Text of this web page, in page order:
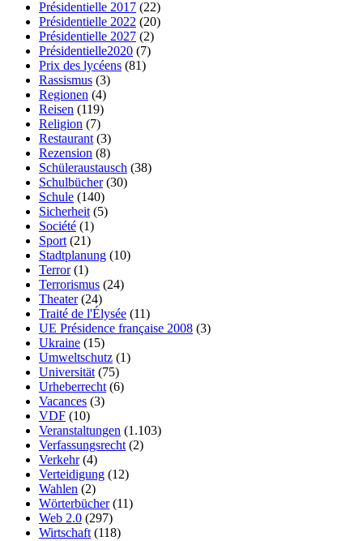
Présidentielle 2017 (22)
Présidentielle 2022 (20)
Présidentielle 2027 (2)
Présidentielle2020 (7)
Prix des lycéens (81)
Rassismus (3)
Regionen (4)
Reisen (119)
Religion (7)
Restaurant (3)
Rezension (8)
Schüleraustausch (38)
Schulbücher(30)
Schule (140)
Sicherheit (5)
Société (1)
Sport (21)
Stadtplanung (10)
Terror(1)
Terrorismus (24)
Theater(24)
Traité de l'Élysée (11)
UE Présidence française 2008 (3)
Ukraine (15)
Umweltschutz (1)
Universität (75)
Urheberrecht (6)
Vacances (3)
VDF (10)
Veranstaltungen (1.103)
Verfassungsrecht (2)
Verkehr(4)
Verteidigung (12)
Wahlen (2)
Wörterbücher(11)
Web 2.0 (297)
Wirtschaft (118)